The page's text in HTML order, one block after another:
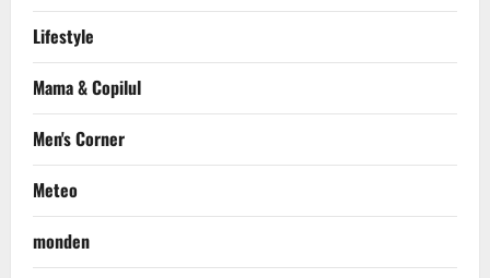
Lifestyle
Mama & Copilul
Men's Corner
Meteo
monden